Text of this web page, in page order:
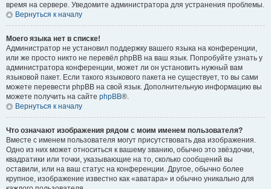
время на сервере. Уведомите администратора для устранения проблемы.
Вернуться к началу
Моего языка нет в списке!
Администратор не установил поддержку вашего языка на конференции,
или же просто никто не перевёл phpBB на ваш язык. Попробуйте узнать у
администратора конференции, может ли он установить нужный вам
языковой пакет. Если такого языкового пакета не существует, то вы сами
можете перевести phpBB на свой язык. Дополнительную информацию вы
можете получить на сайте phpBB®.
Вернуться к началу
Что означают изображения рядом с моим именем пользователя?
Вместе с именем пользователя могут присутствовать два изображения.
Одно из них может относиться к вашему званию, обычно это звёздочки,
квадратики или точки, указывающие на то, сколько сообщений вы
оставили, или на ваш статус на конференции. Другое, обычно более
крупное, изображение известно как «аватара» и обычно уникально для